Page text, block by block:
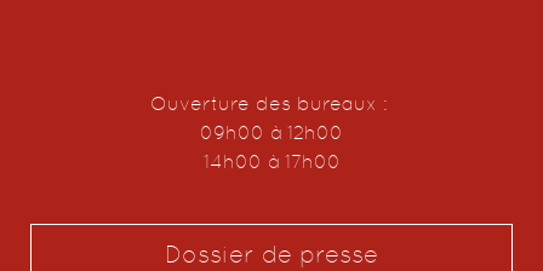
Ouverture des bureaux :
09h00 à 12h00
14h00 à 17h00
Dossier de presse